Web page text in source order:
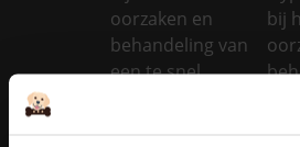
oorzaken en
behandeling van
een te snel
bij